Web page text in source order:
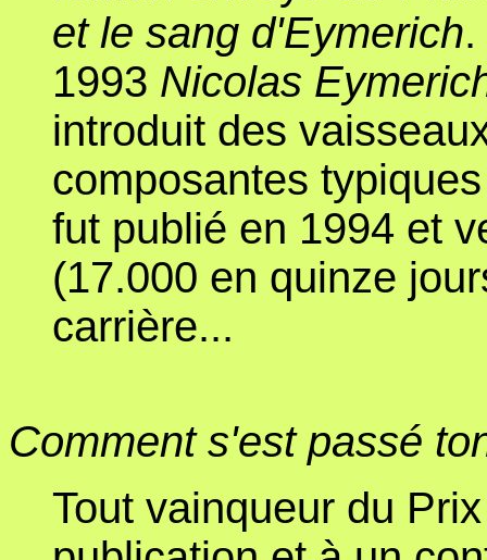
et le sang d'Eymerich
1993 Nicolas
introduit des
composantes
fut publié en 1994 et
(17.000 en quinze
carrière...
Comment s'est passé
Tout vainqueur du